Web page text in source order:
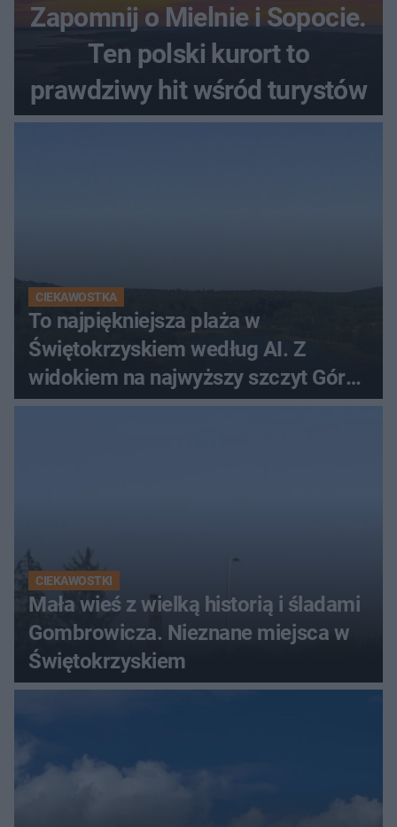
Zapomnij o Mielnie i Sopocie.
Ten polski kurort to
prawdziwy hit wśród turystów
CIEKAWOSTKA
To najpiękniejsza plaża w
Świętokrzyskiem według AI. Z
widokiem na najwyższy szczyt Gór
Świętokrzyskich
CIEKAWOSTKI
Mała wieś z wielką historią i śladami
Gombrowicza. Nieznane miejsca w
Świętokrzyskiem